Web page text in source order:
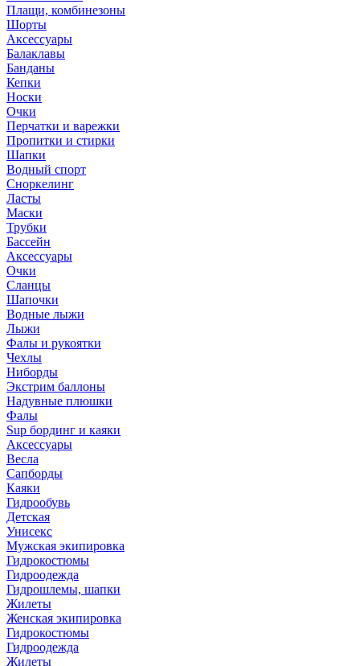
Плащи, комбинезоны
Шорты
Аксессуары
Балаклавы
Банданы
Кепки
Носки
Очки
Перчатки и варежки
Пропитки и стирки
Шапки
Водный спорт
Сноркелинг
Ласты
Маски
Трубки
Бассейн
Аксессуары
Очки
Сланцы
Шапочки
Водные лыжи
Лыжи
Фалы и рукоятки
Чехлы
Ниборды
Экстрим баллоны
Надувные плюшки
Фалы
Sup бординг и каяки
Аксессуары
Весла
Сапборды
Каяки
Гидрообувь
Детская
Унисекс
Мужская экипировка
Гидрокостюмы
Гидроодежда
Гидрошлемы, шапки
Жилеты
Женская экипировка
Гидрокостюмы
Гидроодежда
Жилеты